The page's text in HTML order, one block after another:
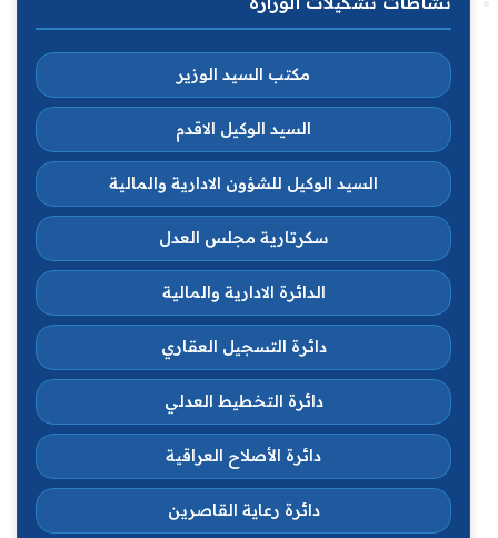
مكتب السيد الوزير
السيد الوكيل الاقدم
السيد الوكيل للشؤون الادارية والمالية
سكرتارية مجلس العدل
الدائرة الادارية والمالية
دائرة التسجيل العقاري
دائرة التخطيط العدلي
دائرة الأصلاح العراقية
دائرة رعاية القاصرين